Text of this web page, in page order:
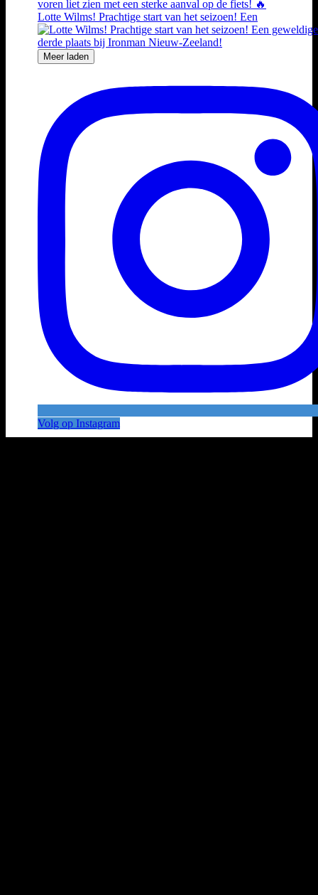
Lotte Wilms! Prachtige start van het seizoen! Een
Meer laden
Volg op Instagram